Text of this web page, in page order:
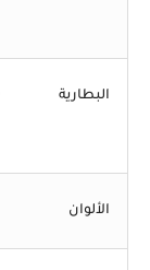
البطارية
الألوان